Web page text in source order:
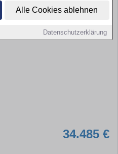
Alle Cookies ablehnen
Datenschutzerklärung
34.485 €